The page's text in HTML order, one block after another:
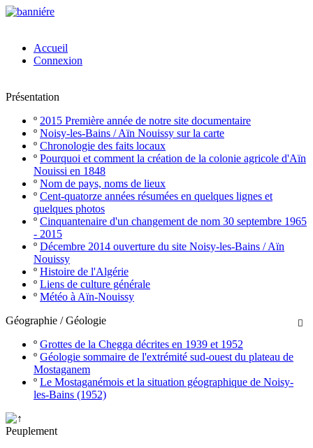
Accueil
Connexion
Présentation
º 2015 Première année de notre site documentaire
º Noisy-les-Bains / Aïn Nouissy sur la carte
º Chronologie des faits locaux
º Pourquoi et comment la création de la colonie agricole d'Aïn
Nouissi en 1848
º Nom de pays, noms de lieux
º Cent-quatorze années résumées en quelques lignes et
quelques photos
º Cinquantenaire d'un changement de nom 30 septembre 1965
- 2015
º Décembre 2014 ouverture du site Noisy-les-Bains / Aïn
Nouissy
º Histoire de l'Algérie
º Liens de culture générale
º Météo à Aïn-Nouissy

Géographie / Géologie
º Grottes de la Chegga décrites en 1939 et 1952
º Géologie sommaire de l'extrémité sud-ouest du plateau de
Mostaganem
º Le Mostaganémois et la situation géographique de Noisy-
les-Bains (1952)
Peuplement